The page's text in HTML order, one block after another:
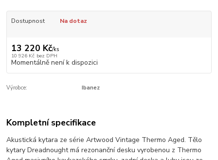
Dostupnost Na dotaz
13 220 Kč/ks
10 926 Kč bez DPH
Momentálně není k dispozici
Výrobce: Ibanez
Kompletní specifikace
Akustická kytara ze série Artwood Vintage Thermo Aged. Tělo
kytary Dreadnought má rezonanční desku vyrobenou z Thermo